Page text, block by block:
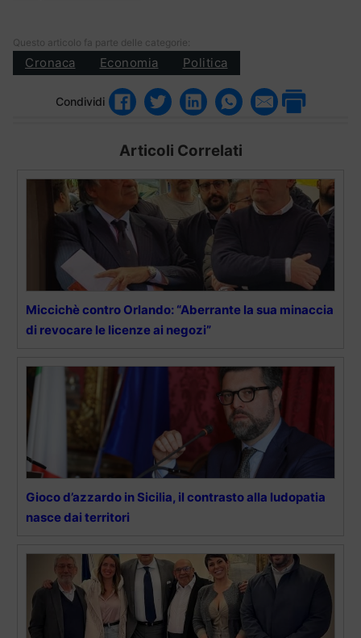
Questo articolo fa parte delle categorie:
Cronaca Economia Politica
Condividi
Articoli Correlati
Miccichè contro Orlando: “Aberrante la sua minaccia
di revocare le licenze ai negozi”
Gioco d’azzardo in Sicilia, il contrasto alla ludopatia
nasce dai territori